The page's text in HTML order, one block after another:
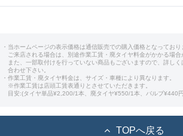
・当ホームページの表示価格は通信販売での購入価格となっており
ご来店される場合は、別途作業工賃・廃タイヤ料金がかかる場合
また、一部取付けを行っていない商品もございますので、詳し
合わせ下さい。
・作業工賃・廃タイヤ料金は、サイズ・車種により異なります。
※作業工賃は店頭工賃表通りとさせていただきます。
目安:(タイヤ単品¥2,200/1本、廃タイヤ¥550/1本、バルブ¥440
TOPへ戻る